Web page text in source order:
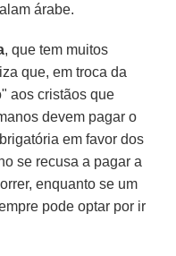
árabe.
, que tem muitos
que, em troca da
aos cristãos que
devem pagar o
em favor dos
se recusa a pagar a
enquanto se um
pode optar por ir